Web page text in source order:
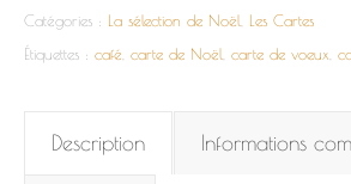
Catégories : La sélection de Noël Les Cartes
Étiquettes : café carte de Noël carte de voeux
Description Informations